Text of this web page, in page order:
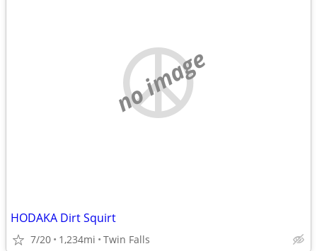
no image
HODAKA Dirt Squirt
7/20 1,234mi Twin Falls